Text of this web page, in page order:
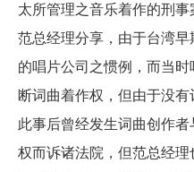
太所管理之音乐着作的刑事
范总经理分享，由于台湾
的唱片公司之惯例，而当
断词曲着作权，但由于没
此事后曾经发生词曲创作
权而诉诸法院，但范总经理